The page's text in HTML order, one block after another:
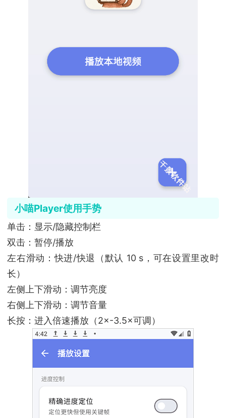
小喵Player使用手势
单击：显示/隐藏控制栏
双击：暂停/播放
左右滑动：快进/快退（默认 10 s，可在设置里改时
长）
左侧上下滑动：调节亮度
右侧上下滑动：调节音量
长按：进入倍速播放（2×-3.5×可调）